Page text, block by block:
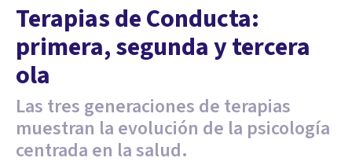
Terapias de Conducta:
primera, segunda y tercera
ola
Las tres generaciones de terapias
muestran la evolución de la psicología
centrada en la salud.